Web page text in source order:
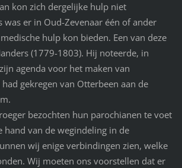
kon zich dergelijke hulp niet
was er in Oud-Zevenaar één of ander
hulp kon bieden. Een van deze
(1779-1803). Hij noteerde, in
agenda voor het maken van
gekregen van Otterbeen aan de
bezochten hun parochianen te voet
hand van de wegindeling in de
wij enige verbindingen zien, welke
Wij moeten ons voorstellen dat er